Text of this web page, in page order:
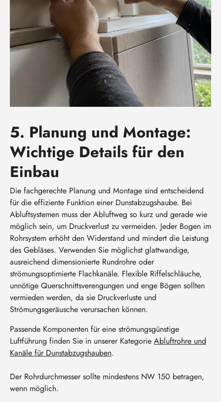
5. Planung und Montage:
Wichtige Details für den
Einbau
Die fachgerechte Planung und Montage sind entscheidend
für die effiziente Funktion einer Dunstabzugshaube. Bei
Abluftsystemen muss der Abluftweg so kurz und gerade wie
möglich sein, um Druckverlust zu vermeiden. Jeder Bogen im
Rohrsystem erhöht den Widerstand und mindert die Leistung
des Gebläses. Verwenden Sie möglichst glattwandige,
ausreichend dimensionierte Rundrohre oder
strömungsoptimierte Flachkanäle. Flexible Riffelschläuche,
unnötige Querschnittsverengungen und enge Bögen sollten
vermieden werden, da sie Druckverluste und
Strömungsgeräusche verursachen können.
Passende Komponenten für eine strömungsgünstige
Luftführung finden Sie in unserer Kategorie Abluftrohre und
Kanäle für Dunstabzugshauben.
Der Rohrdurchmesser sollte mindestens NW 150 betragen,
wenn möglich.